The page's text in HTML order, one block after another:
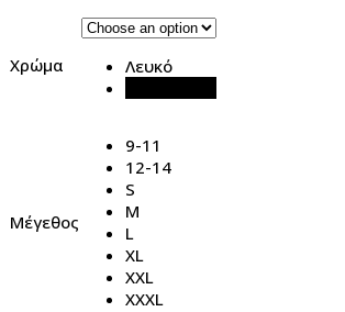
Χρώμα
Λευκό
Μέγεθος
9-11
12-14
S
M
L
XL
XXL
XXXL